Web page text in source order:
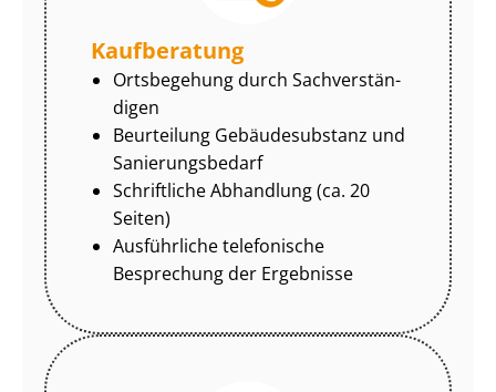
Kaufberatung
Ortsbegehung durch Sach­ver­stän­
di­gen
Beurteilung Gebäudesubstanz und
Sa­nie­rungs­be­darf
Schriftliche Abhandlung (ca. 20
Seiten)
Ausführliche telefonische
Besprechung der Ergebnisse